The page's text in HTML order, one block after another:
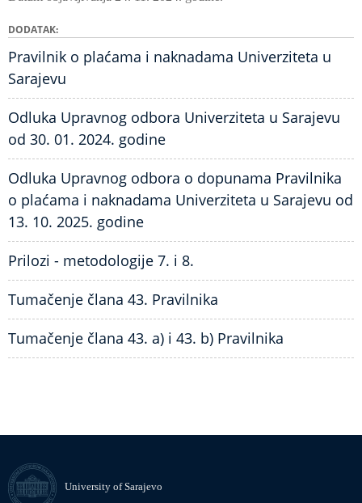
DODATAK
Pravilnik o plaćama i naknadama Univerziteta u
Sarajevu
Odluka Upravnog odbora Univerziteta u Sarajevu
od 30. 01. 2024. godine
Odluka Upravnog odbora o dopunama Pravilnika
o plaćama i naknadama Univerziteta u Sarajevu od
13. 10. 2025. godine
Prilozi - metodologije 7. i 8.
Tumačenje člana 43. Pravilnika
Tumačenje člana 43. a) i 43. b) Pravilnika
University of Sarajevo